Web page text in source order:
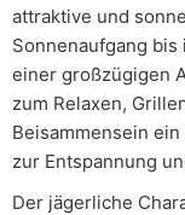
attraktive und
Sonnenaufgang
einer großzügigen
zum Relaxen,
Beisammensein
zur Entspannung
Der jägerliche